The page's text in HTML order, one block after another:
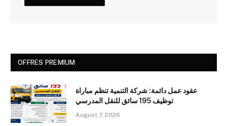
OFFRES PREMIUM
عقود عمل دائمة: شركة التنمية تنظم مباراة
توظيف 195 سائق للنقل المدرسي
August 7, 2026